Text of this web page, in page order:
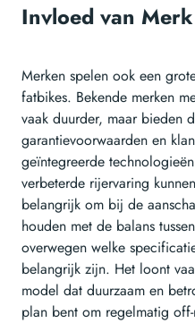
Invloed van
Merken spelen ook een
fatbikes. Bekende merken
vaak duurder, maar bieden
garantievoorwaarden en
geïntegreerde
verbeterde rijervaring
belangrijk om bij de
houden met de balans
overwegen welke
belangrijk zijn. Het loont
model dat duurzaam en
plan bent om regelmatig